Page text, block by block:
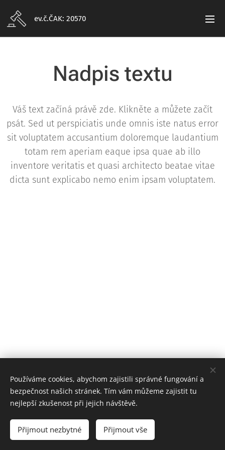
ev.č.ČAK: 20570
Nadpis textu
Váš text začíná právě zde. Klikněte a můžete začít
psát. Sed ut perspiciatis unde omnis iste natus error
sit voluptatem accusantium doloremque laudantium
totam rem aperiam eaque ipsa quae ab illo
inventore veritatis et quasi architecto beatae vitae
dicta sunt explicabo nemo enim ipsam voluptatem.
© 2023 GLOBAL Consulting, s.r.o.. Václavské náměstí 1, Praha, 110 00
Vytvořeno službou
Webnode
Používáme cookies, abychom zajistili správné fungování a
bezpečnost našich stránek. Tím vám můžeme zajistit tu
nejlepší zkušenost při jejich návštěvě.
Přijmout nezbytné Přijmout vše